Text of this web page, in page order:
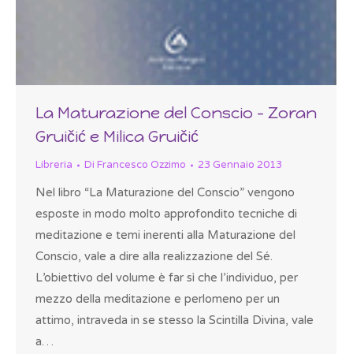
La Maturazione del Conscio – Zoran
Gruičić e Milica Gruičić
Libreria Di Francesco Ozzimo 23 Gennaio 2013
Nel libro “La Maturazione del Conscio” vengono
esposte in modo molto approfondito tecniche di
meditazione e temi inerenti alla Maturazione del
Conscio, vale a dire alla realizzazione del Sé.
L’obiettivo del volume è far sì che l’individuo, per
mezzo della meditazione e perlomeno per un
attimo, intraveda in se stesso la Scintilla Divina, vale
a…